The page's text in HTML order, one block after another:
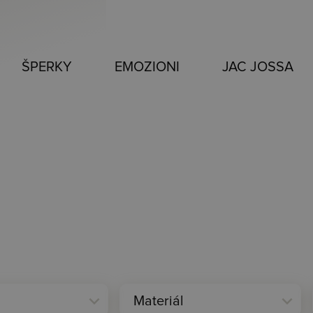
ŠPERKY EMOZIONI JAC JOSSA
expand_more expand_more
Materiál